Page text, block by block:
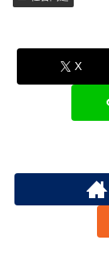
X